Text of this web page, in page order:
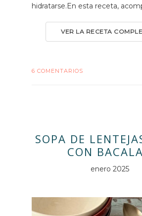
hidratarse.En esta receta,
VER LA RECETA
6 COMENTARIOS
SOPA DE
CON
enero 2025